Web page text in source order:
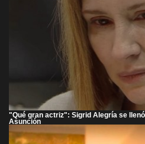
"Qué gran actriz": Sigrid Alegría se
Asunción